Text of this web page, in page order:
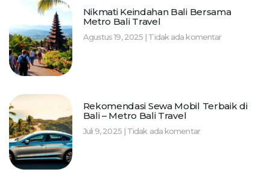
Nikmati Keindahan Bali Bersama
Metro Bali Travel
Agustus 19, 2025 Tidak ada komentar
Rekomendasi Sewa Mobil Terbaik di
Bali – Metro Bali Travel
Juli 9, 2025 Tidak ada komentar